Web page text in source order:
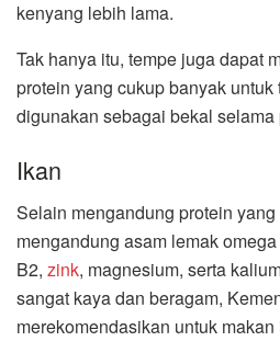
kenyang lebih lama.
Tak hanya itu, tempe juga dapat
protein yang cukup banyak
digunakan sebagai bekal selama
Ikan
Selain mengandung protein
mengandung asam lemak
B2, zink, magnesium, serta
sangat kaya dan beragam,
merekomendasikan untuk